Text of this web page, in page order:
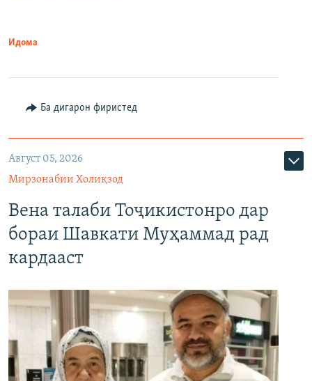
Идома
Ба дигарон фиристед
Август 05, 2026
Мирзонабии Холиқзод
Вена талаби Тоҷикистонро дар
бораи Шавкати Муҳаммад рад
кардааст